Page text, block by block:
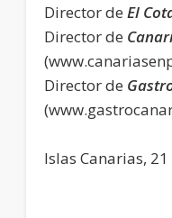
Director de El
Director de
Director de
Islas Canarias,